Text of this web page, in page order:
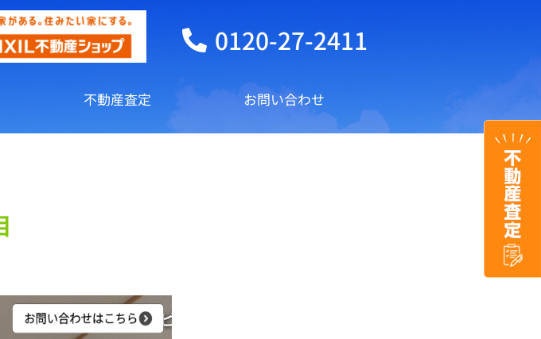
0120-27-2411
不動産査定 お問い合わせ